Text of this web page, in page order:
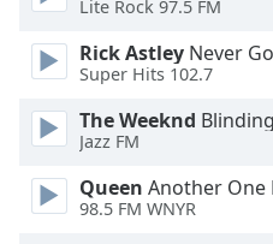
Caption
Area
Color
Opacity
Lite Rock 97.5 FM
Rick Astley Never
Super Hits 102.7
The Weeknd
Jazz FM
Queen Another One
98.5 FM WNYR